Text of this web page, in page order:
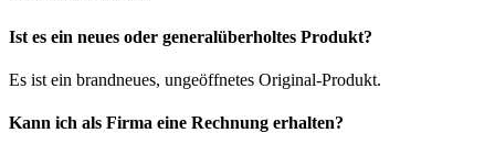
Ist es ein neues oder generalüberholtes Produkt?
Es ist ein brandneues, ungeöffnetes Original-Produkt.
Kann ich als Firma eine Rechnung erhalten?